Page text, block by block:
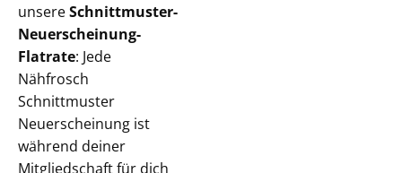
unsereSchnittmuster-
Neuerscheinung-
Flatrate: Jede
Nähfrosch
Schnittmuster
Neuerscheinung ist
während deiner
Mitgliedschaft für dich